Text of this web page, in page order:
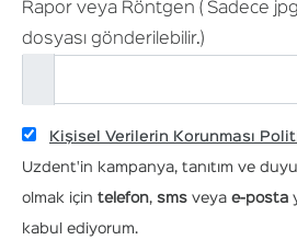
Rapor veya Röntgen ( Sadece
dosyası gönderilebilir.)
Kişisel Verilerin Korunması
Uzdent'in kampanya, tanıtım ve
olmak için telefon, sms veya e-posta
kabul ediyorum.